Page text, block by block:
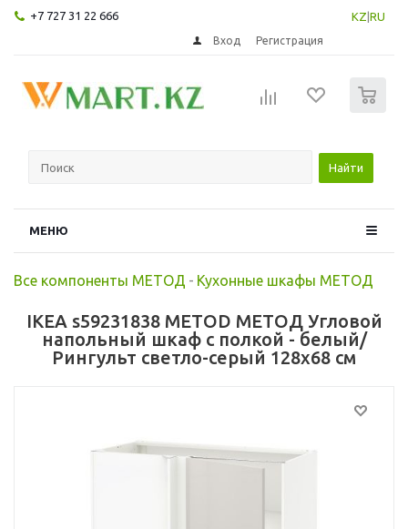
+7 727 31 22 666 KZ RU
Вход Регистрация
Найти
МЕНЮ
Все компоненты МЕТОД - Кухонные шкафы МЕТОД
IKEA s59231838 METOD МЕТОД Угловой
напольный шкаф с полкой - белый/
Рингульт светло-серый 128x68 см